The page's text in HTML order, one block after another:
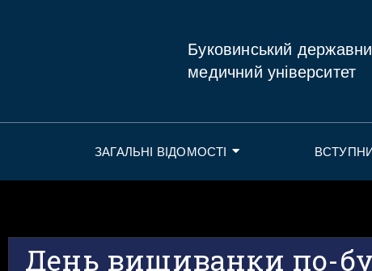
Буковинський
медичний університет
ЗАГАЛЬНІ ВІДОМОСТІ
День вишиванки по-